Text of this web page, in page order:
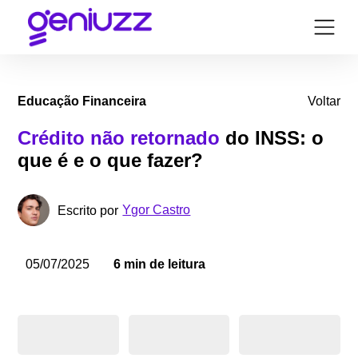
Educação Financeira Voltar
Crédito não retornado do INSS: o
que é e o que fazer?
Escrito por Ygor Castro
05/07/2025 6 min de leitura